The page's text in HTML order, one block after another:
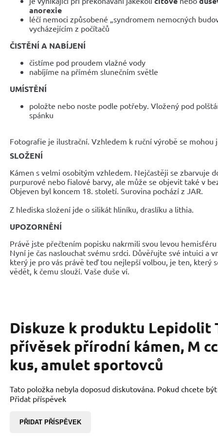
anorexie
léčí nemoci způsobené „syndromem nemocných
vycházejícím z počítačů
ČISTĚNÍ A NABÍJENÍ
čistíme pod proudem vlažné vody
nabíjíme na přímém slunečním světle
UMÍSTĚNÍ
položte nebo noste podle potřeby. Vložený pod
spánku
Fotografie je ilustrační. Vzhledem k ruční výrobě se
SLOŽENÍ
Kámen s velmi osobitým vzhledem. Nejčastěji se zbarvuje
purpurové nebo fialové barvy, ale může se objevit také v
Objeven byl koncem 18. století. Surovina pochází z JAR.
Z hlediska složení jde o silikát hliníku, draslíku a lithia.
UPOZORNĚNÍ
Právě jste přečtením popisku nakrmili svou levou
Nyní je čas naslouchat svému srdci. Důvěřujte své intuici a
který je pro vás právě teď tou nejlepší volbou, je ten, který
vědět, k čemu slouží. Vaše duše ví.
Diskuze k produktu Lepidolit
přívěsek přírodní kámen, M
kus, amulet sportovců
Tato položka nebyla doposud diskutována. Pokud chcete
Přidat příspěvek
PŘIDAT PŘÍSPĚVEK